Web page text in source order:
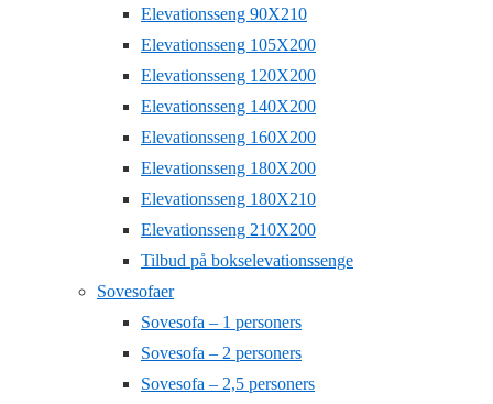
Elevationsseng 90X210
Elevationsseng 105X200
Elevationsseng 120X200
Elevationsseng 140X200
Elevationsseng 160X200
Elevationsseng 180X200
Elevationsseng 180X210
Elevationsseng 210X200
Tilbud på bokselevationssenge
Sovesofaer
Sovesofa – 1 personers
Sovesofa – 2 personers
Sovesofa – 2,5 personers